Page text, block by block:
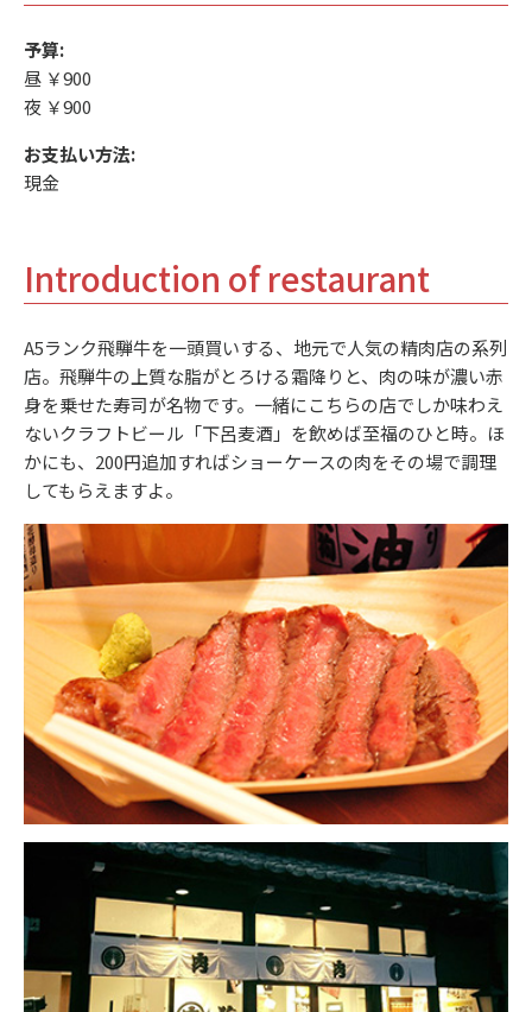
予算:
昼 ￥900
夜 ￥900
お支払い方法:
現金
Introduction of restaurant
A5ランク飛騨牛を一頭買いする、地元で人気の精肉店の系列
店。飛騨牛の上質な脂がとろける霜降りと、肉の味が濃い赤
身を乗せた寿司が名物です。一緒にこちらの店でしか味わえ
ないクラフトビール「下呂麦酒」を飲めば至福のひと時。ほ
かにも、200円追加すればショーケースの肉をその場で調理
してもらえますよ。